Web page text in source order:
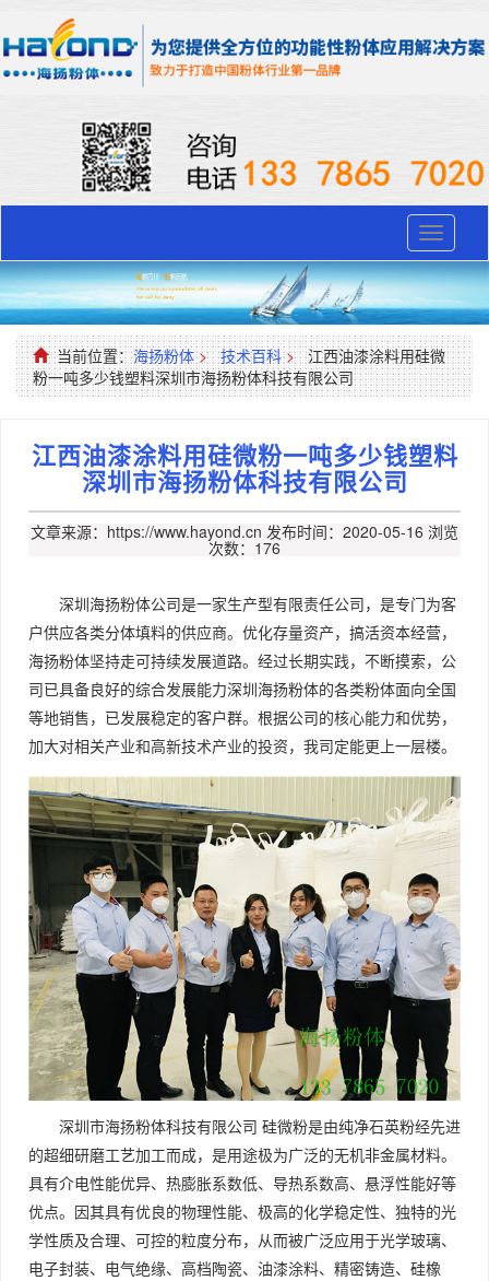
Toggle
当前位置：海扬粉体 > 技术百科 > 江西油漆涂料用硅微
粉一吨多少钱塑料深圳市海扬粉体科技有限公司
江西油漆涂料用硅微粉一吨多少钱塑料
深圳市海扬粉体科技有限公司
文章来源：https://www.hayond.cn 发布时间：2020-05-16 浏览
次数：176
深圳海扬粉体公司是一家生产型有限责任公司，是专门为客
户供应各类分体填料的供应商。优化存量资产，搞活资本经营，
海扬粉体坚持走可持续发展道路。经过长期实践，不断摸索，公
司已具备良好的综合发展能力深圳海扬粉体的各类粉体面向全国
等地销售，已发展稳定的客户群。根据公司的核心能力和优势，
加大对相关产业和高新技术产业的投资，我司定能更上一层楼。
深圳市海扬粉体科技有限公司 硅微粉是由纯净石英粉经先进
的超细研磨工艺加工而成，是用途极为广泛的无机非金属材料。
具有介电性能优异、热膨胀系数低、导热系数高、悬浮性能好等
优点。因其具有优良的物理性能、极高的化学稳定性、独特的光
学性质及合理、可控的粒度分布，从而被广泛应用于光学玻璃、
电子封装、电气绝缘、高档陶瓷、油漆涂料、精密铸造、硅橡